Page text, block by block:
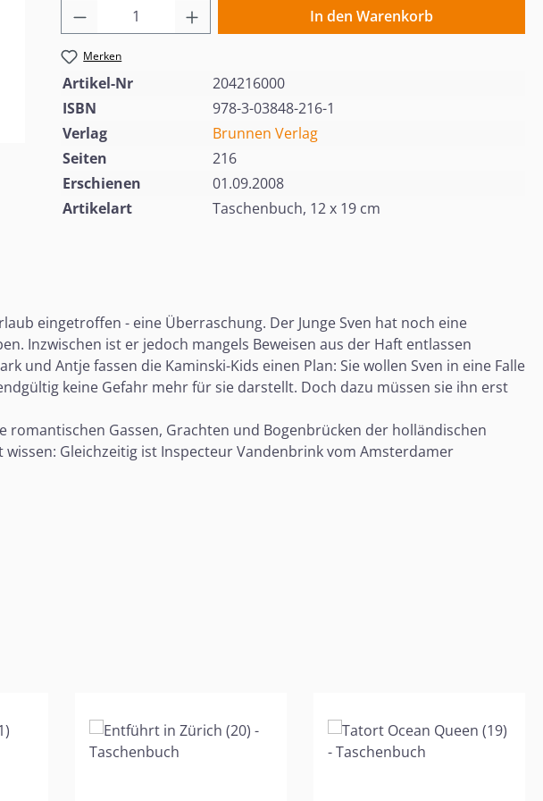
Produkt Anzahl: Gib den gewünschten Wert
In den Warenkorb
Merken
Artikel-Nr
204216000
ISBN
978-3-03848-216-1
Verlag
Brunnen Verlag
Seiten
216
Erschienen
01.09.2008
Artikelart
Taschenbuch, 12 x 19 cm
eingetroffen - eine Überraschung. Der Junge Sven hat noch eine
Inzwischen ist er jedoch mangels Beweisen aus der Haft entlassen
Antje fassen die Kaminski-Kids einen Plan: Sie wollen Sven in eine Falle
keine Gefahr mehr für sie darstellt. Doch dazu müssen sie ihn erst
Gassen, Grachten und Bogenbrücken der holländischen
Gleichzeitig ist Inspecteur Vandenbrink vom Amsterdamer